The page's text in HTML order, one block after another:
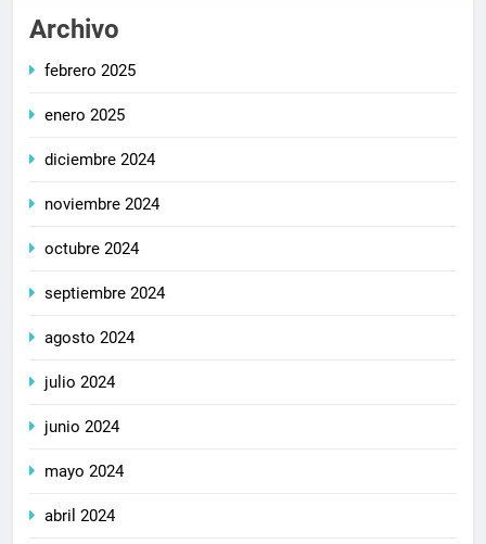
Archivo
febrero 2025
enero 2025
diciembre 2024
noviembre 2024
octubre 2024
septiembre 2024
agosto 2024
julio 2024
junio 2024
mayo 2024
abril 2024